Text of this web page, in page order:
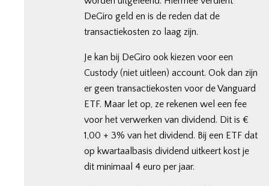
DeGiro geld en is de reden dat de
transactiekosten zo laag zijn.
Je kan bij DeGiro ook kiezen voor een
Custody (niet uitleen) account. Ook dan zijn
er geen transactiekosten voor de Vanguard
ETF. Maar let op, ze rekenen wel een fee
voor het verwerken van dividend. Dit is €
1,00 + 3% van het dividend. Bij een ETF dat
op kwartaalbasis dividend uitkeert kost je
dit minimaal 4 euro per jaar.